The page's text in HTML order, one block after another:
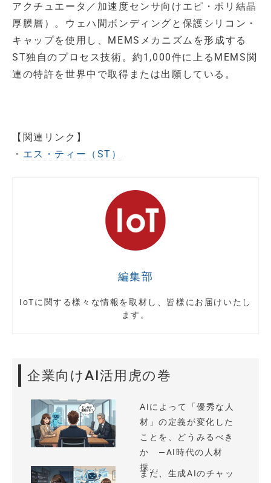
アクチュエータ／加速度センサ向けエピ・ポリ結晶
厚膜層）。ウェハ間ボンディングと保護シリコン・
キャップを使用し、MEMSメカニズムを形成する
ST独自のプロセス技術。約1,000件に上るMEMS関
連の特許を世界中で取得または出願している。
【関連リンク】
・ エス・ティー（ST）
編集部
IoTに関する様々な情報を取材し、皆様にお届けいたし
ます。
企業向けAI活用虎の巻
AIによって「優秀な人
材」の定義が変化した
ことを、どうみるべき
か —AI時代の人材
採...
まだ、生成AIのチャッ